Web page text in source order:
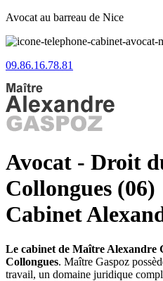
Avocat au barreau de Nice
09.86.16.78.81
Avocat - Droit
Collongues (06)
Cabinet
Le cabinet de Maître Alexandre
Collongues. Maître Gaspoz
travail, un domaine juridique